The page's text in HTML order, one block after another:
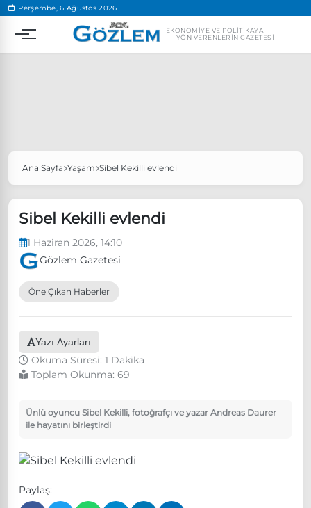
Perşembe, 6 Ağustos 2026
EKONOMIYE VE POLITIKAYA
YÖN VERENLERIN GAZETESI
Popüler Aramalar
Özgür Özel, Ekrem İmamoğlu’nu ziyaret edecek
Ünlü çift bir etkinliğe daha katılmama kararı aldı
Ana Sayfa Yaşam Sibel Kekilli evlendi
Sibel Kekilli evlendi
1 Haziran 2026, 14:10
Gözlem Gazetesi
Öne Çıkan Haberler
Yazı Ayarları
Okuma Süresi: 1 Dakika
Toplam Okunma: 69
Ünlü oyuncu Sibel Kekilli, fotoğrafçı ve yazar Andreas Daurer
ile hayatını birleştirdi
Paylaş: